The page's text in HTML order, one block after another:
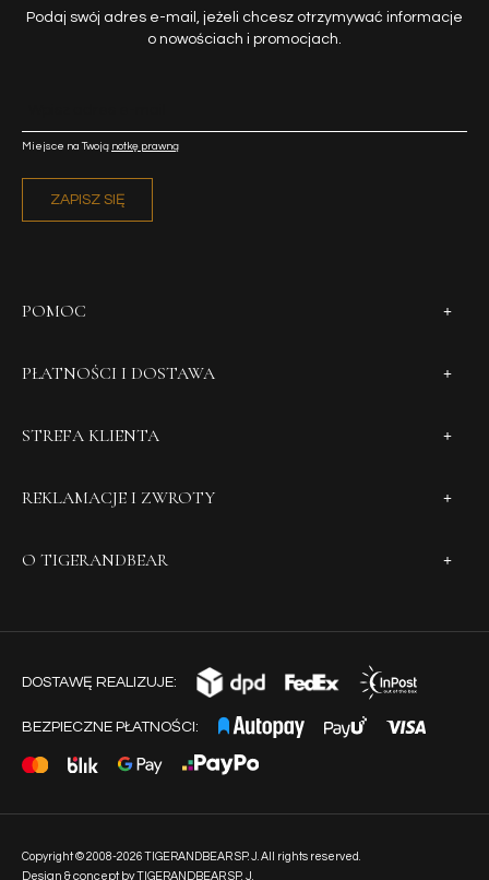
Podaj swój adres e-mail, jeżeli chcesz otrzymywać informacje
o nowościach i promocjach.
ZAPISZ SIĘ
Miejsce na Twoją notkę prawną
POMOC
PŁATNOŚCI I DOSTAWA
STREFA KLIENTA
REKLAMACJE I ZWROTY
O TIGERANDBEAR
DOSTAWĘ REALIZUJE:
BEZPIECZNE PŁATNOŚCI:
Copyright © 2008-2026 TIGERANDBEAR SP. J. All rights reserved.
Design & concept by TIGERANDBEAR SP. J.